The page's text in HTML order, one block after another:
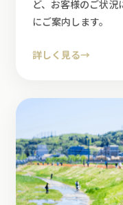
ど、お客様のご状
にご案内します。
詳しく見る→